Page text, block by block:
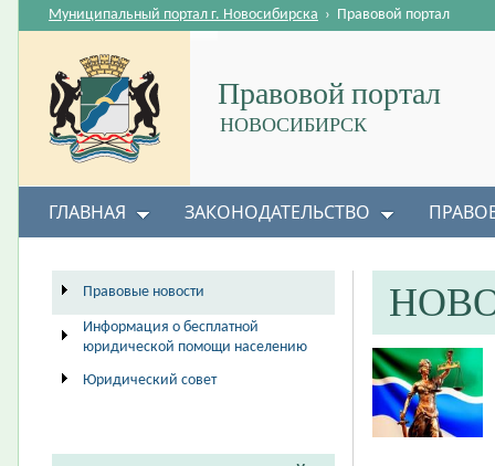
Правовой портал
НОВОСИБИРСК
Муниципальный портал г. Новосибирска › Правовой портал
ГЛАВНАЯ ЗАКОНОДАТЕЛЬСТВО
Правовые новости
Информация о бесплатной
юридической помощи населению
Юридический совет